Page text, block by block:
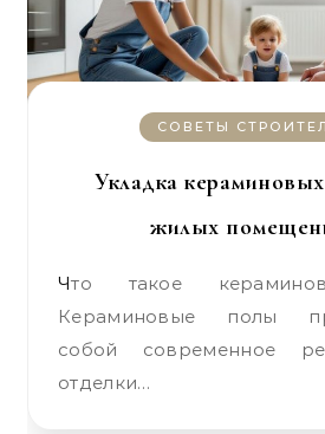
СОВЕТЫ
Укладка
жилых
Что такое кераминовые полы?
Кераминовые полы
собой современное
отделки…